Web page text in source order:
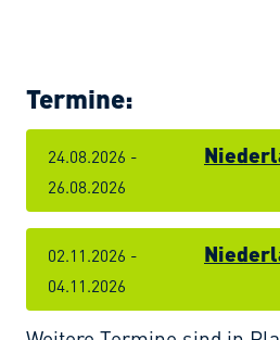
Termine:
24.08.2026 -
26.08.2026
02.11.2026 -
04.11.2026